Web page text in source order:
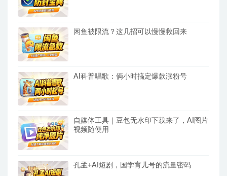
闲鱼被限流？这几招可以慢慢救回来
AI科普唱歌：俩小时搞定爆款涨粉号
自媒体工具｜豆包无水印下载来了，AI图片
视频随便用
孔孟+AI短剧，国学育儿号的流量密码